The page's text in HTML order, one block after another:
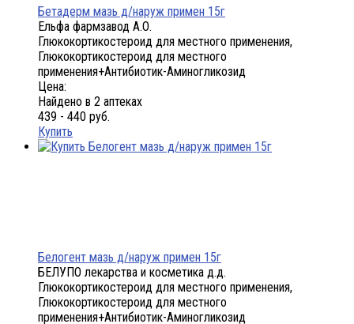
Бетадерм мазь д/наруж примен 15г
Ельфа фармзавод А.О.
Глюкокортикостероид для местного применения,
Глюкокортикостероид для местного
применения+Антибиотик-Аминогликозид
Цена:
Найдено в 2 аптеках
439 - 440 руб.
Купить
Белогент мазь д/наруж примен 15г
БЕЛУПО лекарства и косметика д.д.
Глюкокортикостероид для местного применения,
Глюкокортикостероид для местного
применения+Антибиотик-Аминогликозид